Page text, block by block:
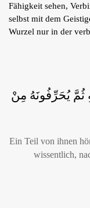
Fähigkeit sehen,
selbst mit dem
Wurzel nur in der
ثُمَّ يُحَرِّفُونَهُ مِنْ
Ein Teil von ihnen
wissentlich,